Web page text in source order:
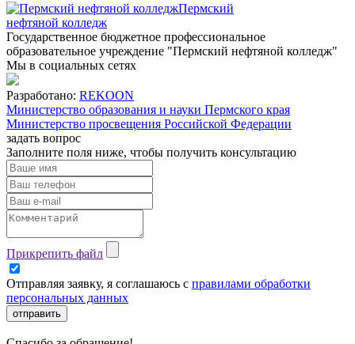
Пермский
нефтяной колледж
Государственное бюджетное профессиональное
образовательное учреждение "Пермский нефтяной колледж"
Мы в социальных сетях
Разработано: REKOON
Министерство образования и науки Пермского края
Министерство просвещения Российской Федерации
задать вопрос
Заполните поля ниже, чтобы получить консультацию
Прикрепить файл
Отправляя заявку, я соглашаюсь с правилами обработки
персональных данных
отправить